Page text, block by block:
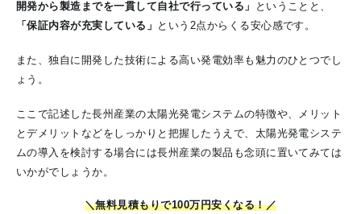
開発から製造までを一貫して自社で行っている」
ということと、
「保証内容が充実している」
という2点からくる安心感です。
また、独自に開発した技術による高い発電効率も魅力のひとつでし
ょう。
ここで記述した長州産業の太陽光発電システムの特徴や、メリット
とデメリットなどをしっかりと把握したうえで、太陽光発電システ
ムの導入を検討する場合には長州産業の製品も念頭に置いてみては
いかがでしょうか。
＼無料見積もりで100万円安くなる！／